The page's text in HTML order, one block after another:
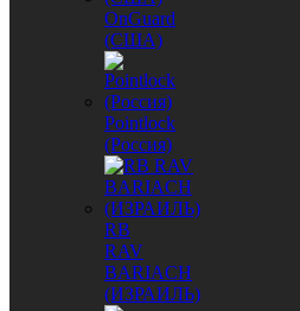
OnGuard
(США)
Pointlock
(Россия)
RB
RAV
BARIACH
(ИЗРАИЛЬ)